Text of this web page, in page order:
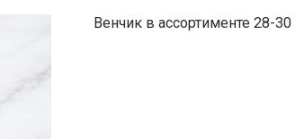
Венчик в ассортименте 28-